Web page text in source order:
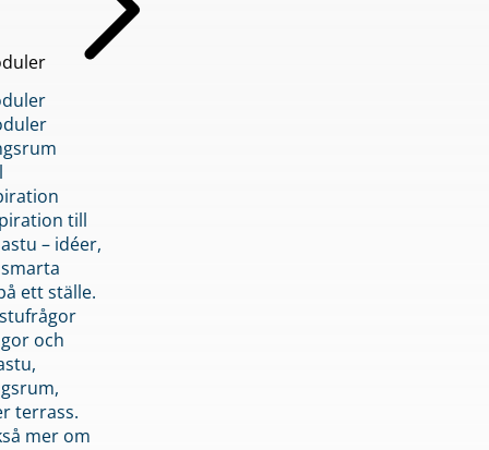
till
– idéer,
ett ställe.
och
terrass.
mer om